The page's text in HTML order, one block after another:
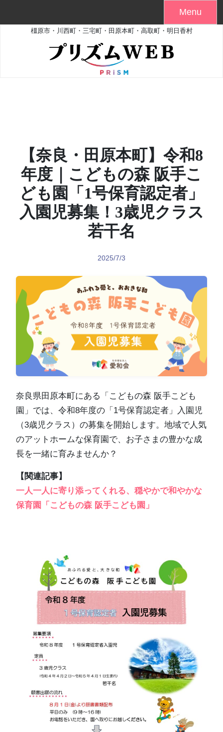
Menu
橿原市・川西町・三宅町・田原本町・高取町・明日香村
【奈良・田原本町】令和8
年度｜こどもの森 阪手こ
ども園「1号保育認定者」
入園児募集！3歳児クラス
若干名
2025/7/3
奈良県田原本町にある「こどもの森 阪手こども
園」では、令和8年度の「1号保育認定者」入園児
（3歳児クラス）の募集を開始します。地域で人気
のアットホームな保育園で、お子さまの豊かな成
長を一緒に育みませんか？
【関連記事】
一人一人に寄り添ってくれる、穏やかで和やかな
保育園「こどもの森 阪手こども園」